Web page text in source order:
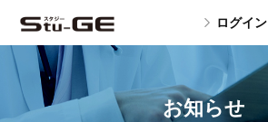
ログイン
お知らせ